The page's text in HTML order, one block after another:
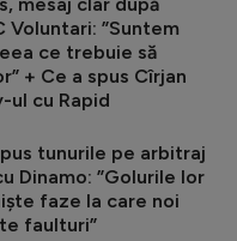
Voluntari: ”Suntem
ce trebuie să
+ Ce a spus Cîrjan
ul cu Rapid
tunurile pe arbitraj
Dinamo: ”Golurile lor
faze la care noi
faulturi”